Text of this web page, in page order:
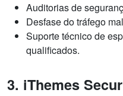
Auditorias de
Desfase do tráfego
Suporte técnico de
qualificados.
3. iThemes